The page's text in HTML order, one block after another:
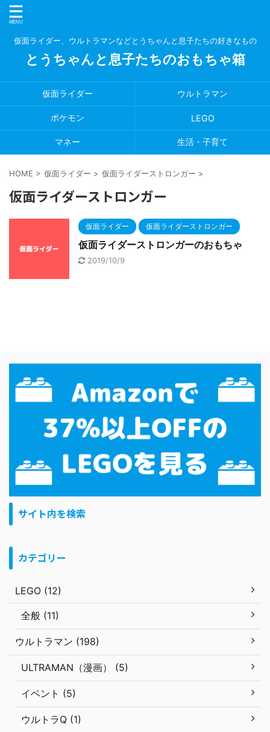
仮面ライダー、ウルトラマンなどとうちゃんと息子たちの好きなもの
とうちゃんと息子たちのおもちゃ箱
仮面ライダー ウルトラマン
ポケモン LEGO
マネー 生活・子育て
HOME > 仮面ライダー > 仮面ライダーストロンガー >
仮面ライダーストロンガー
仮面ライダー 仮面ライダーストロンガー
仮面ライダーストロンガーのおもちゃ
2019/10/9
サイト内を検索
カテゴリー
LEGO (12)
全般 (11)
ウルトラマン (198)
ULTRAMAN（漫画） (5)
イベント (5)
ウルトラQ (1)